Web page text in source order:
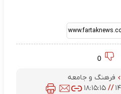
فرهنگ و جامعه
// ۱۸:۱۵:۱۵